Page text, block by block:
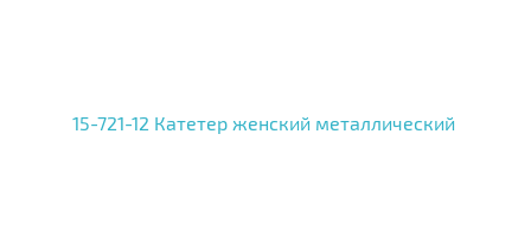
15-721-12 Катетер женский металлический